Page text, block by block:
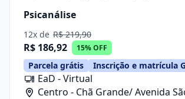
Psicanálise
12x de R$ 219,90
R$ 186,92 15% OFF
Parcela grátis Inscrição e matrícula
EaD - Virtual
Centro - Chã Grande/ Avenida